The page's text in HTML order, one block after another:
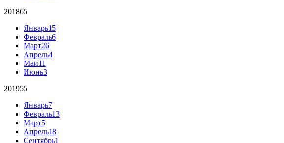
201865
Январь15
Февраль6
Март26
Апрель4
Май11
Июнь3
201955
Январь7
Февраль13
Март5
Апрель18
Сентябрь1